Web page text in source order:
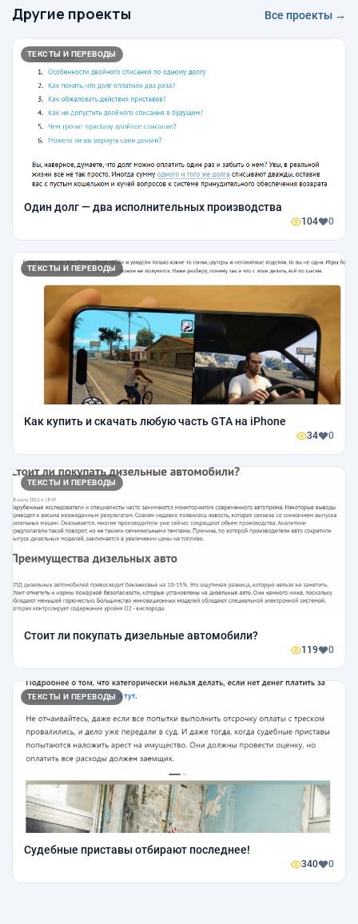
Другие проекты Все проекты →
ТЕКСТЫ И ПЕРЕВОДЫ
Один долг — два исполнительных производства
104 0
ТЕКСТЫ И ПЕРЕВОДЫ
Как купить и скачать любую часть GTA на iPhone
34 0
ТЕКСТЫ И ПЕРЕВОДЫ
Стоит ли покупать дизельные автомобили?
119 0
ТЕКСТЫ И ПЕРЕВОДЫ
Судебные приставы отбирают последнее!
340 0